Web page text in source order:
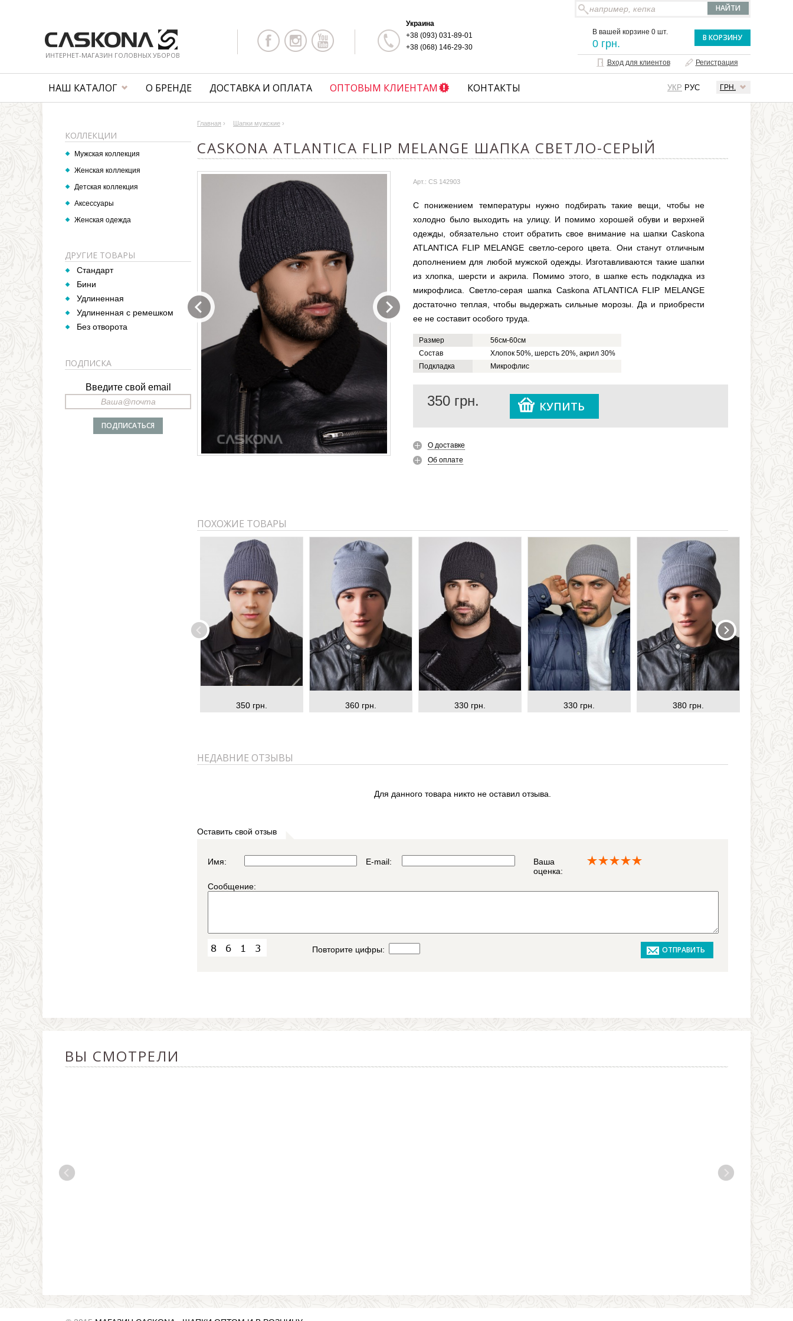
ИНТЕРНЕТ-МАГАЗИН ГОЛОВНЫХ УБОРОВ
Украина
+38 (093) 031-89-01
+38 (068) 146-29-30
В вашей корзине 0 шт.
0 грн.
В КОРЗИНУ
Вход для клиентов Регистрация
ГРН.
УКР РУС
НАШ КАТАЛОГ О БРЕНДЕ ДОСТАВКА И ОПЛАТА ОПТОВЫМ КЛИЕНТАМ КОНТАКТЫ
Главная › Шапки мужские ›
CASKONA ATLANTICA FLIP MELANGE ШАПКА СВЕТЛО-СЕРЫЙ
Арт.: CS 142903
С понижением температуры нужно подбирать такие вещи, чтобы не
холодно было выходить на улицу. И помимо хорошей обуви и верхней
одежды, обязательно стоит обратить свое внимание на шапки Caskona
ATLANTICA FLIP MELANGE светло-серого цвета. Они станут отличным
дополнением для любой мужской одежды. Изготавливаются такие шапки
из хлопка, шерсти и акрила. Помимо этого, в шапке есть подкладка из
микрофлиса. Светло-серая шапка Caskona ATLANTICA FLIP MELANGE
достаточно теплая, чтобы выдержать сильные морозы. Да и приобрести
ее не составит особого труда.
Размер
56см-60см
Состав
Хлопок 50%, шерсть 20%, акрил 30%
Подкладка
Микрофлис
350 грн. КУПИТЬ
О доставке
Об оплате
ПОХОЖИЕ ТОВАРЫ
350 грн. 360 грн. 330 грн. 330 грн. 380 грн.
НЕДАВНИЕ ОТЗЫВЫ
Для данного товара никто не оставил отзыва.
Оставить свой отзыв
Имя: E-mail:
Ваша
оценка:
Сообщение:
Повторите цифры:
КОЛЛЕКЦИИ
Мужская коллекция
Женская коллекция
Детская коллекция
Аксессуары
Женская одежда
ДРУГИЕ ТОВАРЫ
Стандарт
Бини
Удлиненная
Удлиненная с ремешком
Без отворота
ПОДПИСКА
Введите свой email
ВЫ СМОТРЕЛИ